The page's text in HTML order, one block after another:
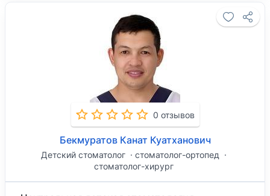
0 отзывов
Бекмуратов Канат Куатханович
Детский стоматолог
стоматолог-ортопед
стоматолог-хирург